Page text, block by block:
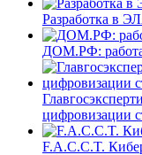
Разработка в
ДОМ.РФ:
цифровизации
F.A.C.C.T.